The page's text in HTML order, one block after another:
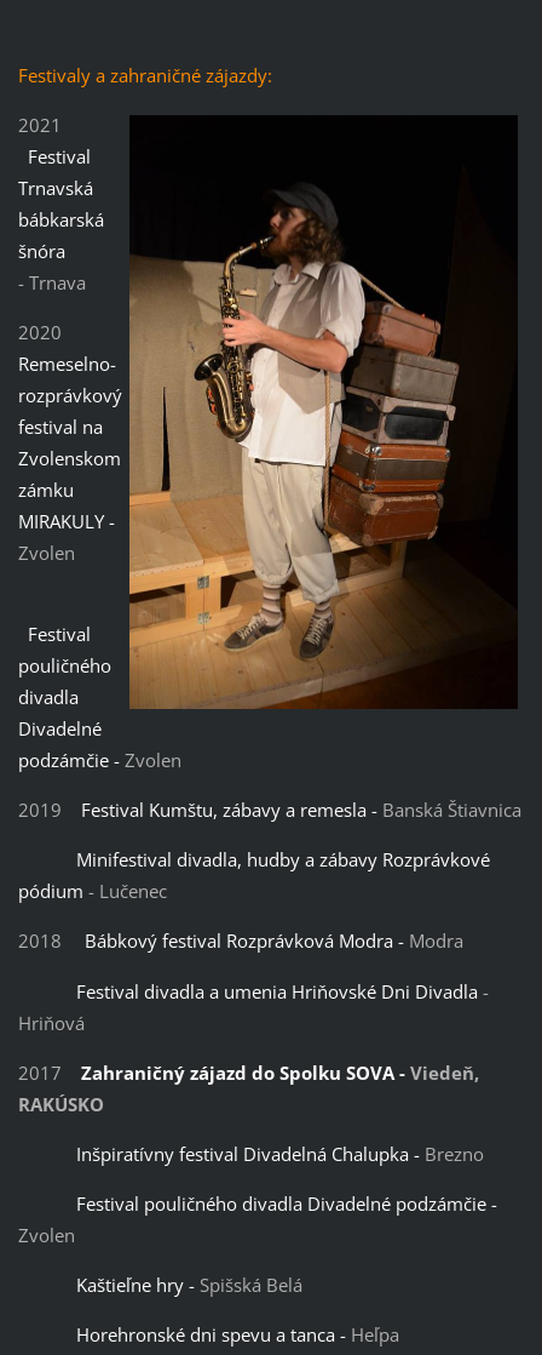
Festivaly a zahraničné zájazdy:
2021
Festival
Trnavská
bábkarská
šnóra
- Trnava
2020
Remeselno-
rozprávkový
festival na
Zvolenskom
zámku
MIRAKULY -
Zvolen
Festival
pouličného
divadla
Divadelné
podzámčie - Zvolen
2019 Festival Kumštu, zábavy a remesla - Banská Štiavnica
Minifestival divadla, hudby a zábavy Rozprávkové
pódium - Lučenec
2018 Bábkový festival Rozprávková Modra - Modra
Festival divadla a umenia Hriňovské Dni Divadla -
Hriňová
2017 Zahraničný zájazd do Spolku SOVA - Viedeň,
RAKÚSKO
Inšpiratívny festival Divadelná Chalupka - Brezno
Festival pouličného divadla Divadelné podzámčie -
Zvolen
Kaštieľne hry - Spišská Belá
Horehronské dni spevu a tanca - Heľpa